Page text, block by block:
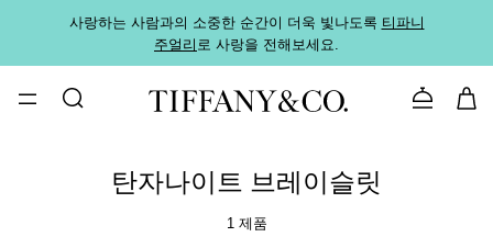
사랑하는 사람과의 소중한 순간이 더욱 빛나도록 티파니
주얼리로 사랑을 전해보세요.
문의하기
탄자나이트 브레이슬릿
1 제품